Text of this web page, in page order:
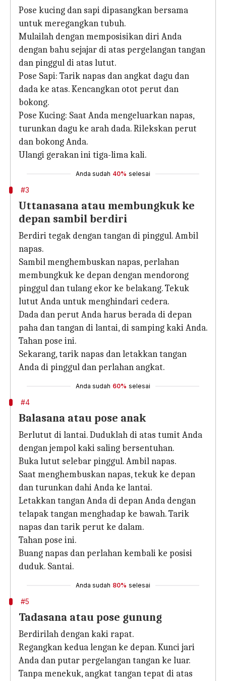
Pose kucing dan sapi dipasangkan bersama
untuk meregangkan tubuh.
Mulailah dengan memposisikan diri Anda
dengan bahu sejajar di atas pergelangan tangan
dan pinggul di atas lutut.
Pose Sapi: Tarik napas dan angkat dagu dan
dada ke atas. Kencangkan otot perut dan
bokong.
Pose Kucing: Saat Anda mengeluarkan napas,
turunkan dagu ke arah dada. Rilekskan perut
dan bokong Anda.
Ulangi gerakan ini tiga-lima kali.
Anda sudah 40% selesai
#3
Uttanasana atau membungkuk ke
depan sambil berdiri
Berdiri tegak dengan tangan di pinggul. Ambil
napas.
Sambil menghembuskan napas, perlahan
membungkuk ke depan dengan mendorong
pinggul dan tulang ekor ke belakang. Tekuk
lutut Anda untuk menghindari cedera.
Dada dan perut Anda harus berada di depan
paha dan tangan di lantai, di samping kaki Anda.
Tahan pose ini.
Sekarang, tarik napas dan letakkan tangan
Anda di pinggul dan perlahan angkat.
Anda sudah 60% selesai
#4
Balasana atau pose anak
Berlutut di lantai. Duduklah di atas tumit Anda
dengan jempol kaki saling bersentuhan.
Buka lutut selebar pinggul. Ambil napas.
Saat menghembuskan napas, tekuk ke depan
dan turunkan dahi Anda ke lantai.
Letakkan tangan Anda di depan Anda dengan
telapak tangan menghadap ke bawah. Tarik
napas dan tarik perut ke dalam.
Tahan pose ini.
Buang napas dan perlahan kembali ke posisi
duduk. Santai.
Anda sudah 80% selesai
#5
Tadasana atau pose gunung
Berdirilah dengan kaki rapat.
Regangkan kedua lengan ke depan. Kunci jari
Anda dan putar pergelangan tangan ke luar.
Tanpa menekuk, angkat tangan tepat di atas